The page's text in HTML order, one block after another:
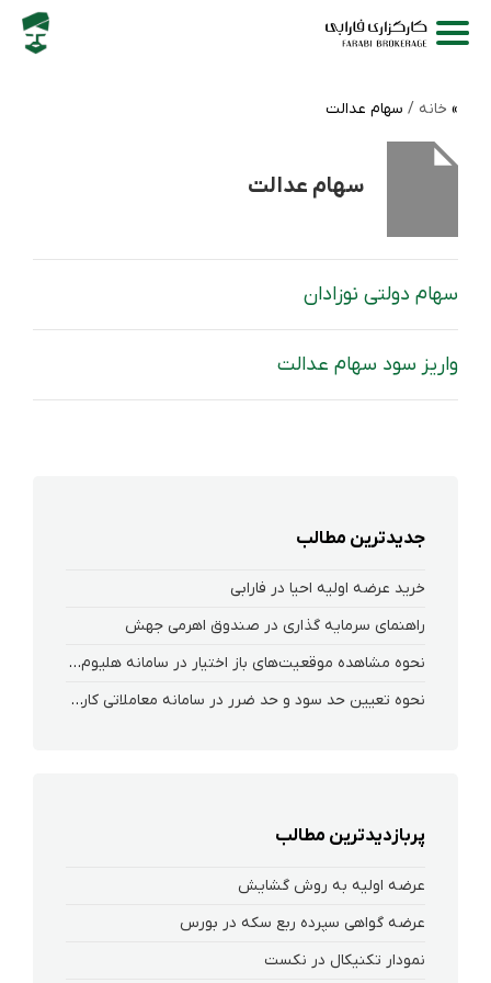
خانه / سهام عدالت
سهام عدالت
سهام دولتی نوزادان
واریز سود سهام عدالت
جدیدترین مطالب
خرید عرضه اولیه احیا در فارابی
راهنمای سرمایه گذاری در صندوق اهرمی جهش
نحوه‌ مشاهده‌ موقعیت‌های باز اختیار در سامانه هلیوم و نکست
نحوه تعیین حد سود و حد ضرر در سامانه معاملاتی کارگزاری فارابی
پربازدیدترین مطالب
عرضه اولیه به روش گشایش
عرضه گواهی سپرده ربع سکه در بورس
نمودار تکنیکال در نکست